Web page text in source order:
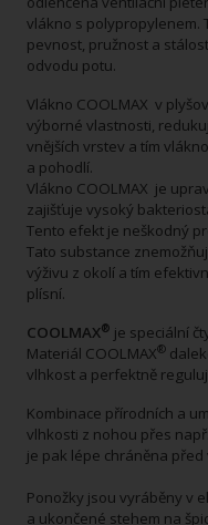
vlákno s polypropylenem.
pevnost, pružnost a
odvodu potu.
Vlákno COOLMAX v
výborné vlastnosti,
vnějších vrstev a tím
a pohodlí.
Vlákno COOLMAX je
zajišťuje vysoký
Tento efekt je neškodný
Tato substance
výživu z okolí a tím
plísní.
COOLMAX® je speciální
Materiál COOLMAX®
vlhkost a perfektně
Kombinace přírodních a
vlhkosti z nohou přes
je pak lépe chráněna
Ponožky jsou vyráběny v
a ukončené stehem na